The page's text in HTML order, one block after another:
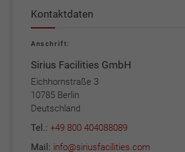
Kontaktdaten
Anschrift:
Sirius Facilities GmbH
Eichhornstraße 3
10785 Berlin
Deutschland
Tel.: +49 800 404088089
Mail: info@siriusfacilities.com